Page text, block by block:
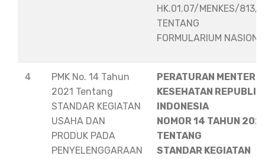
HK.01.07/MENKES/813/
TENTANG
FORMULARIUM
4
PMK No. 14 Tahun
2021 Tentang
STANDAR KEGIATAN
USAHA DAN
PRODUK PADA
PENYELENGGARAAN
PERATURAN MENTERI
KESEHATAN REPUBLIK
INDONESIA
NOMOR 14 TAHUN
TENTANG
STANDAR KEGIATAN